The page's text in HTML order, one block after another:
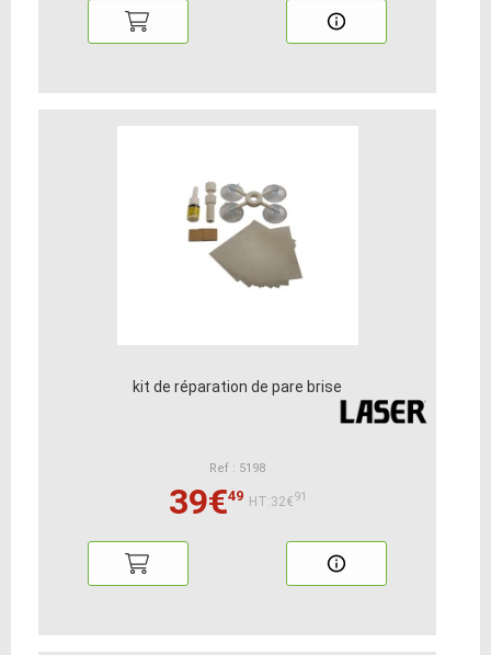
kit de réparation de pare brise
Ref : 5198
39€49 HT:32€91